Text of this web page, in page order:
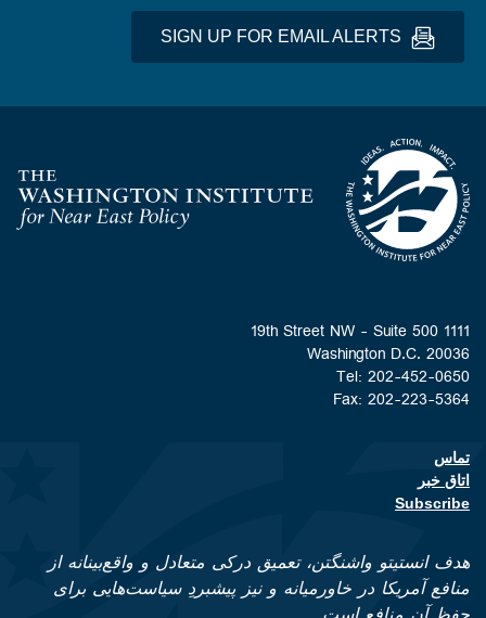
Homepage
1111 19th Street NW - Suite 500
Washington D.C. 20036
Tel: 202-452-0650
Fax: 202-223-5364
Footer contact links
تماس
اتاق خبر
Subscribe
هدف انستیتو واشنگتن، تعمیق درکی متعادل و واقع‌بینانه از
منافع آمریکا در خاورمیانه و نیز پیشبردِ سیاست‌هایی برای